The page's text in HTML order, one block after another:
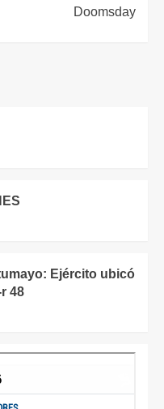
Doomsday
Ejército ubicó
48